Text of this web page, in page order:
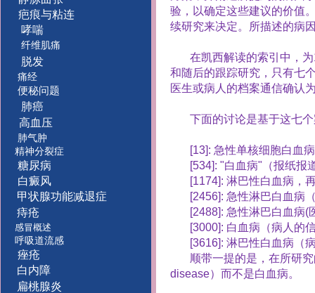
疤痕与粘连
哮喘
纤维肌痛
脱发
痛经
便秘问题
肺癌
高血压
肺气肿
精神分裂症
糖尿病
白癜风
甲状腺功能减退症
痔疮
感冒概述
呼吸道流感
痤疮
白内障
扁桃腺炎
验，以确定这些建议的价值
续研究来决定。所描述的病
在凯西解读的索引中，为
和随后的跟踪研究，只有七
医生或病人的档案通信确认
下面的讨论是基于这七
[13]: 急性单核细胞白血
[534]: "白血病" （报纸报
[1174]: 淋巴性白血病，
[2456]: 急性淋巴白血病
[2488]: 急性淋巴白血病(
[3000]: 白血病（病人的
[3616]: 淋巴性白血病（
顺带一提的是，在所研
disease）而不是白血病。